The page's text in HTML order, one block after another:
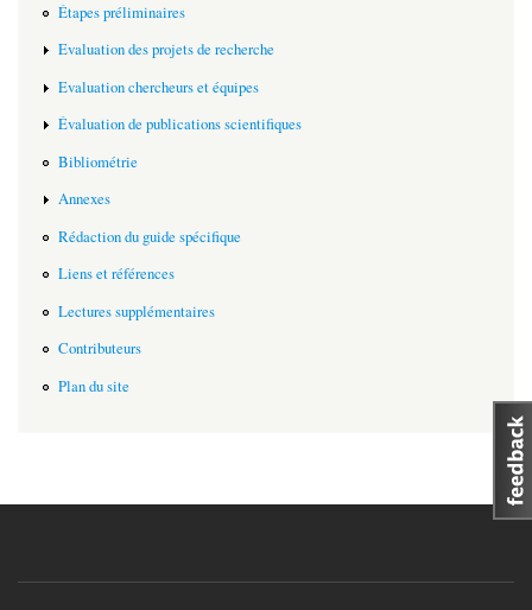
Étapes préliminaires
Evaluation des projets de recherche
Evaluation chercheurs et équipes
Évaluation de publications scientifiques
Bibliométrie
Annexes
Rédaction du guide spécifique
Liens et références
Lectures supplémentaires
Contributeurs
Plan du site